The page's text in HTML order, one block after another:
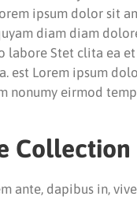
ipsum dolor sit
diam diam
labore Stet clita ea et
est Lorem ipsum
nonumy eirmod
ante, dapibus in,